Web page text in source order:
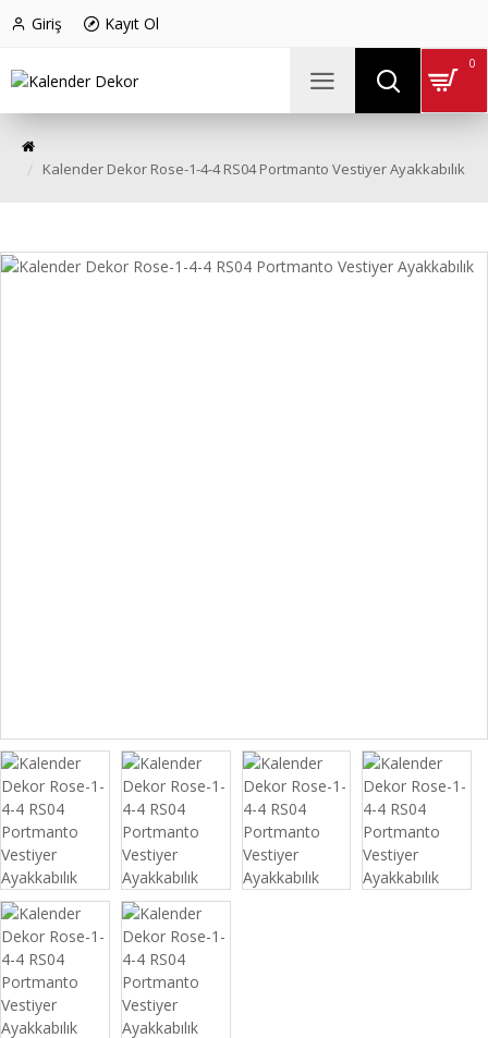
Giriş Kayıt Ol
0
Kalender Dekor Rose-1-4-4 RS04 Portmanto Vestiyer Ayakkabılık